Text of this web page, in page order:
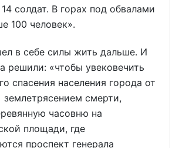
солдат. В горах под обвалами
100 человек».
в себе силы жить дальше. И
решили: «чтобы увековечить
спасения населения города от
смерти,
часовню на
площади, где
проспект генерала